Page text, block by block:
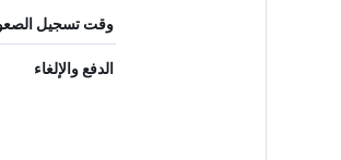
وقت تسجيل
الدفع والإلغاء